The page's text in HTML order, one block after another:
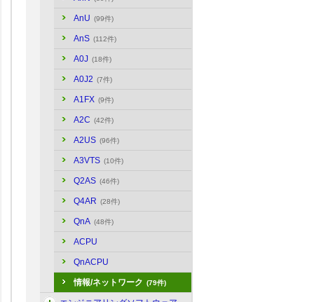
AnU (99件)
AnS (112件)
A0J (18件)
A0J2 (7件)
A1FX (9件)
A2C (42件)
A2US (96件)
A3VTS (10件)
Q2AS (46件)
Q4AR (28件)
QnA (48件)
ACPU
QnACPU
情報/ネットワーク (79件)